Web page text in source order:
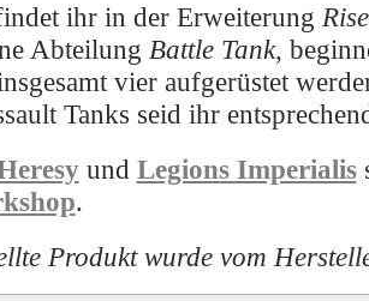
ihr in der Erweiterung
Abteilung Battle Tank,
vier aufgerüstet
Tanks seid ihr
und Legions Imperialis
.
Produkt wurde vom